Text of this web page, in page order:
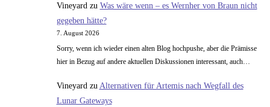
Vineyardzu Was wäre wenn – es Wernher von Braun nicht
gegeben hätte?
7. August 2026
Sorry, wenn ich wieder einen alten Blog hochpushe, aber die Prämisse
hier in Bezug auf andere aktuellen Diskussionen interessant, auch…
Vineyard zu Alternativen für Artemis nach Wegfall des
Lunar Gateways